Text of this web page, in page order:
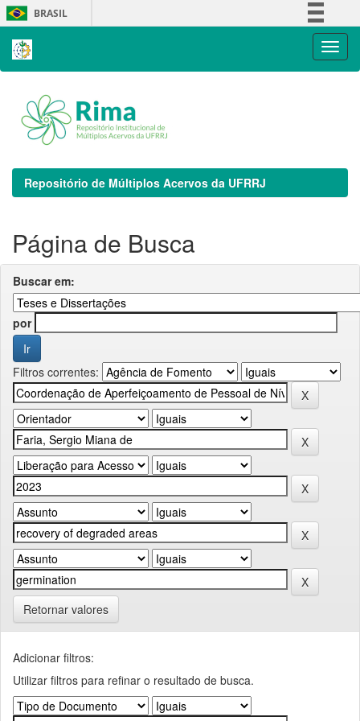
Skip
navigation
BRASIL
Repositório de Múltiplos Acervos da UFRRJ
Página de Busca
Buscar em:
por
Filtros correntes:
Retornar valores
Adicionar filtros:
Utilizar filtros para refinar o resultado de busca.